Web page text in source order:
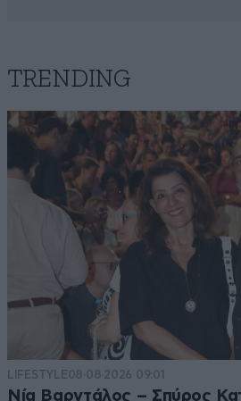
TRENDING
LIFESTYLE08·08·2026 09:01
Νία Βαρντάλος – Σπύρος